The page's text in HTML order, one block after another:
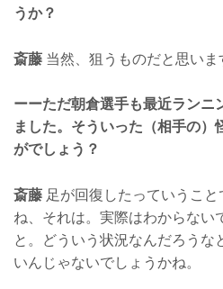
うか？
斎藤 当然、狙うものだと思い
ーーただ朝倉選手も最近ランニ
ました。そういった（相手の）
がでしょう？
斎藤 足が回復したっていうこ
ね、それは。実際はわからない
と。どういう状況なんだろうな
いんじゃないでしょうかね。